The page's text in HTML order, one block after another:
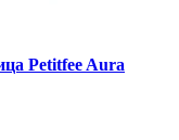
Petitfee Aura